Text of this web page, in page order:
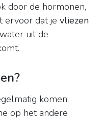
door de hormonen,
ervoor dat je vliezen
uit de
komen,
op het andere